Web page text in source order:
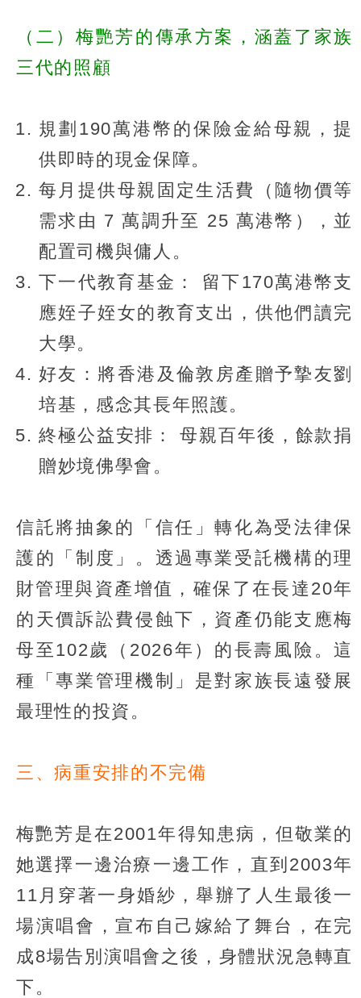
（二）梅艷芳的傳承方案，涵蓋了家族
三代的照顧
規劃190萬港幣的保險金給母親，提
供即時的現金保障。
每月提供母親固定生活費（隨物價等
需求由 7 萬調升至 25 萬港幣），並
配置司機與傭人。
下一代教育基金： 留下170萬港幣支
應姪子姪女的教育支出，供他們讀完
大學。
好友：將香港及倫敦房產贈予摯友劉
培基，感念其長年照護。
終極公益安排： 母親百年後，餘款捐
贈妙境佛學會。
信託將抽象的「信任」轉化為受法律保
護的「制度」。透過專業受託機構的理
財管理與資產增值，確保了在長達20年
的天價訴訟費侵蝕下，資產仍能支應梅
母至102歲（2026年）的長壽風險。這
種「專業管理機制」是對家族長遠發展
最理性的投資。
三、病重安排的不完備
梅艷芳是在2001年得知患病，但敬業的
她選擇一邊治療一邊工作，直到2003年
11月穿著一身婚紗，舉辦了人生最後一
場演唱會，宣布自己嫁給了舞台，在完
成8場告別演唱會之後，身體狀況急轉直
下。